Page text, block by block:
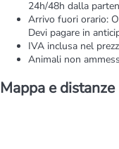
24h/48h dalla
Arrivo fuori orario:
Devi pagare in
IVA inclusa nel
Animali non
Mappa e distanze